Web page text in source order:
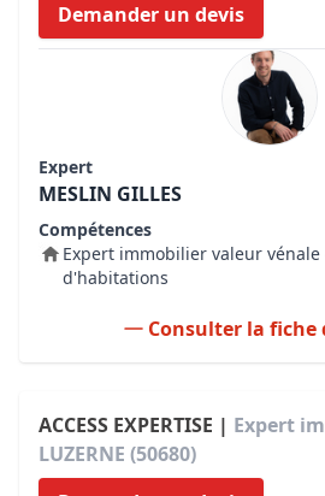
Demander un devis
Expert
MESLIN GILLES
Compétences
Expert immobilier valeur vénale
d'habitations
Consulter la fiche
ACCESS EXPERTISE | Expert
LUZERNE (50680)